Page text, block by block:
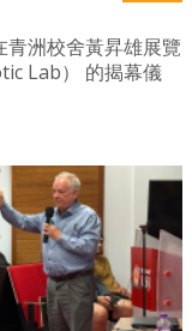
洲校舍黃昇雄展覽
Lab） 的揭幕儀